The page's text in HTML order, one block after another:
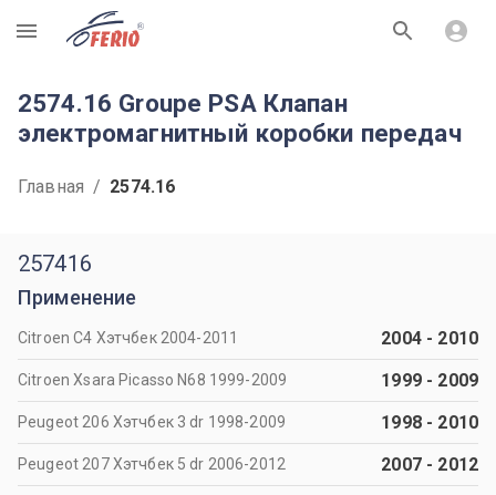
R
2574.16 Groupe PSA Клапан
электромагнитный коробки передач
Главная / 2574.16
257416
Применение
Citroen C4 Хэтчбек 2004-2011 2004- 2010
Citroen Xsara Picasso N68 1999-2009 1999- 2009
Peugeot 206 Хэтчбек 3 dr 1998-2009 1998- 2010
Peugeot 207 Хэтчбек 5 dr 2006-2012 2007- 2012